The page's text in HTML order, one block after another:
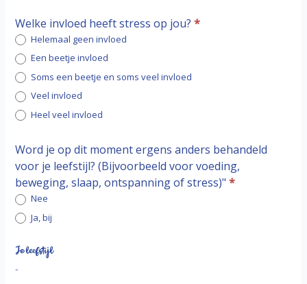
Welke invloed heeft stress op jou?*
Helemaal geen invloed
Een beetje invloed
Soms een beetje en soms veel invloed
Veel invloed
Heel veel invloed
Word je op dit moment ergens anders behandeld
voor je leefstijl? (Bijvoorbeeld voor voeding,
beweging, slaap, ontspanning of stress)"*
Nee
Ja, bij
Je leefstijl
-